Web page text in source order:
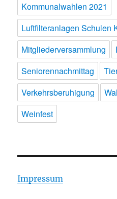
Kommunalwahlen 2021
Luftfilteranlagen Schulen
Mitgliederversammlung
Seniorennachmittag
Verkehrsberuhigung
Weinfest
Impressum